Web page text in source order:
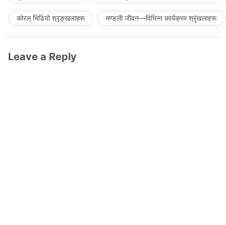
कोरल भिडियो श्रृङ्खलाहरू मण्डली जीवन—विभिन्‍न कार्यक्रम श्रृंखलाहरू
Leave a Reply